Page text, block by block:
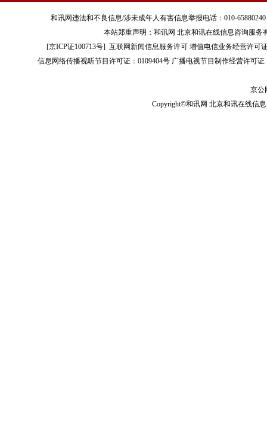
和讯网违法和不良信息/涉未成年人有害信息举报电话：010-
本站郑重声明：和讯网 北京和讯在线信息咨询服
[京ICP证100713号]互联网新闻信息服务许可 增值电信业务经营许可
信息网络传播视听节目许可证：0109404号 广播电视节目制作经营许可证
京公
Copyright©和讯网 北京和讯在线信